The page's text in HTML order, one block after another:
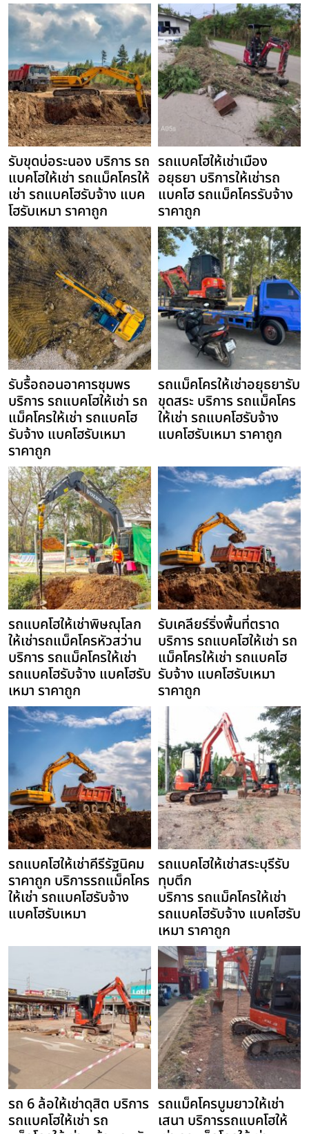
รับขุดบ่อระนอง บริการ รถ
แบคโฮให้เช่า รถแม็คโครให้
เช่า รถแบคโฮรับจ้าง แบค
โฮรับเหมา ราคาถูก
รถแบคโฮให้เช่าเมือง
อยุธยา บริการให้เช่ารถ
แบคโฮ รถแม็คโครรับจ้าง
ราคาถูก
รับรื้อถอนอาคารชุมพร
บริการ รถแบคโฮให้เช่า รถ
แม็คโครให้เช่า รถแบคโฮ
รับจ้าง แบคโฮรับเหมา
ราคาถูก
รถแม็คโครให้เช่าอยุธยารับ
ขุดสระ บริการ รถแม็คโคร
ให้เช่า รถแบคโฮรับจ้าง
แบคโฮรับเหมา ราคาถูก
รถแบคโฮให้เช่าพิษณุโลก
ให้เช่ารถแม็คโครหัวสว่าน
บริการ รถแม็คโครให้เช่า
รถแบคโฮรับจ้าง แบคโฮรับ
เหมา ราคาถูก
รับเคลียร์ริ่งพื้นที่ตราด
บริการ รถแบคโฮให้เช่า รถ
แม็คโครให้เช่า รถแบคโฮ
รับจ้าง แบคโฮรับเหมา
ราคาถูก
รถแบคโฮให้เช่าคีรีรัฐนิคม
ราคาถูก บริการรถแม็คโคร
ให้เช่า รถแบคโฮรับจ้าง
แบคโฮรับเหมา
รถแบคโฮให้เช่าสระบุรีรับ
ทุบตึก
บริการ รถแม็คโครให้เช่า
รถแบคโฮรับจ้าง แบคโฮรับ
เหมา ราคาถูก
รถ 6 ล้อให้เช่าดุสิต บริการ
รถแบคโฮให้เช่า รถ
รถแม็คโครบูมยาวให้เช่า
เสนา บริการรถแบคโฮให้